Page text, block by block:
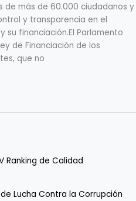
de más de 60.000 ciudadanos y
y transparencia en el
su financiación.El Parlamento
de Financiación de los
que no
Ranking de Calidad
Lucha Contra la Corrupción